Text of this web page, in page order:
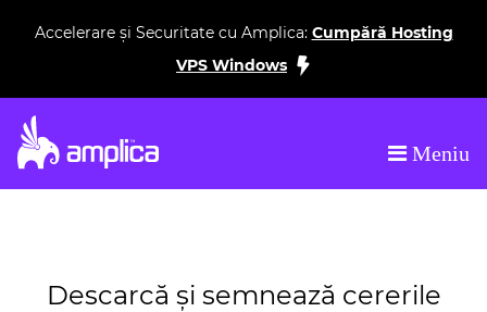
Accelerare și Securitate cu Amplica: Cumpără Hosting
VPS Windows
Meniu
Web Hosting în Moldova Top furnizor de Web Hosting
Descarcă și semnează cererile